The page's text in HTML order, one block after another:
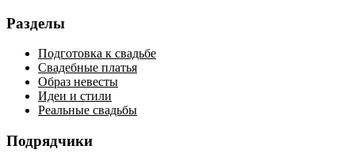
Разделы
Подготовка к свадьбе
Свадебные платья
Образ невесты
Идеи и стили
Реальные свадьбы
Подрядчики